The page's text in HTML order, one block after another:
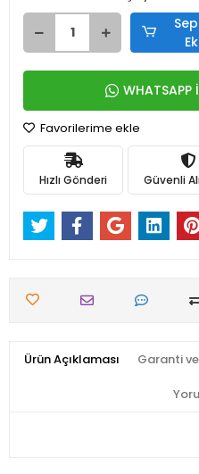
WHATSAPP
Favorilerime ekle
Hızlı Gönderi Güvenli
Ürün Açıklaması Garanti